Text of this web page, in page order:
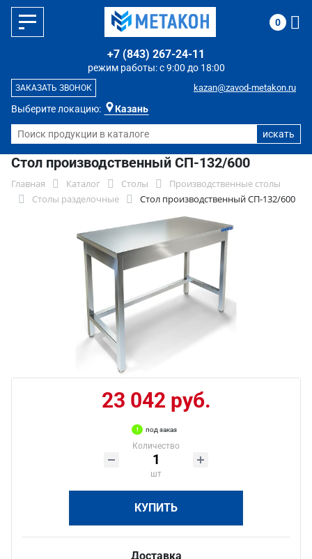
Выберите локацию: Казань
режим работы: с 9:00 до 18:00
+7 (843) 267-24-11
kazan@zavod-metakon.ru
ЗАКАЗАТЬ ЗВОНОК
0
Стол производственный СП-132/600
Главная Каталог Столы
Производственные столы
Столы разделочные
Стол производственный СП-132/600
23 042 руб.
под заказ
Количество
шт
КУПИТЬ
Доставка